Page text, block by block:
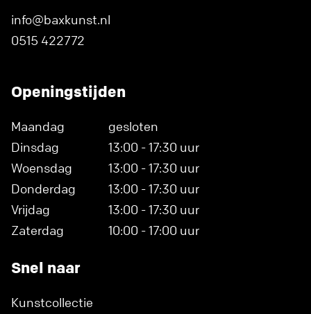
info@baxkunst.nl
0515 422772
Openingstijden
Maandag
gesloten
Dinsdag
13:00 - 17:30 uur
Woensdag
13:00 - 17:30 uur
Donderdag
13:00 - 17:30 uur
Vrijdag
13:00 - 17:30 uur
Zaterdag
10:00 - 17:00 uur
Snel naar
Kunstcollectie